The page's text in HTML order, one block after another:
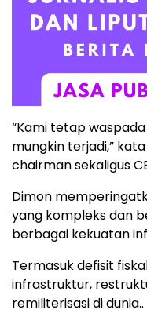
“Kami tetap
mungkin terjadi,”
chairman sekaligus
Dimon
yang kompleks dan
berbagai kekuatan
Termasuk defisit
infrastruktur,
remiliterisasi di dunia..